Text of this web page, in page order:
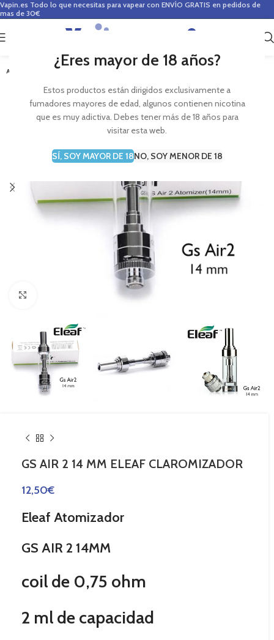
¿Eres mayor de 18 años?
Estos productos están dirigidos exclusivamente a
fumadores mayores de edad, algunos contienen nicotina
que es muy adictiva. Debes tener más de 18 años para
visitar esta web.
SÍ, SOY MAYOR DE 18NO, SOY MENOR DE 18
Vapin.es Todo lo que necesitas para vapear con ENVÍO GRATIS en pedidos de
mas de 30€
0
AGOTADO
Haga Click para agrandar
GS AIR 2 14 MM ELEAF CLAROMIZADOR
12,50€
Eleaf Atomizador
GS AIR 2 14MM
coil de 0,75 ohm
2 ml de capacidad